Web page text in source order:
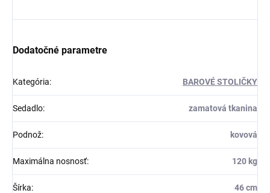
Dodatočné parametre
Kategória: BAROVÉ STOLIČKY
Sedadlo: zamatová tkanina
Podnož: kovová
Maximálna nosnosť: 120 kg
Šírka: 46 cm